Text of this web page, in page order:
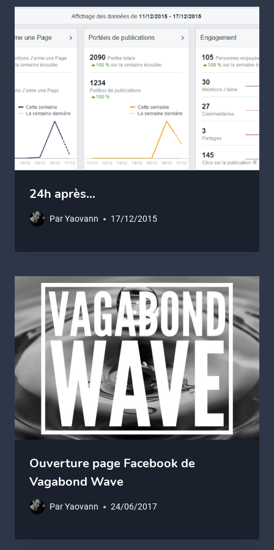
24h après…
ParYaovann 17/12/2015
Ouverture page Facebook de
Vagabond Wave
ParYaovann 24/06/2017